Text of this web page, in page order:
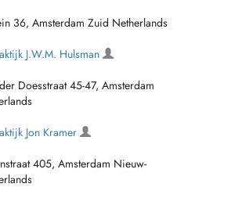
36, Amsterdam Zuid Netherlands
J.W.M. Hulsman
Doesstraat 45-47, Amsterdam
Jon Kramer
405, Amsterdam Nieuw-